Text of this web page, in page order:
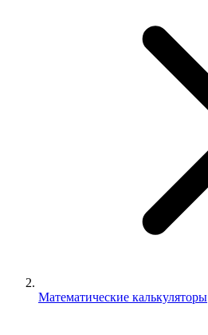
Математические калькуляторы